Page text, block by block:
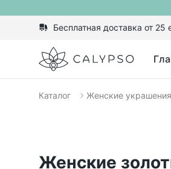
Бесплатная доставка от 25
Calypso
Каталог Женские украшения
Женские